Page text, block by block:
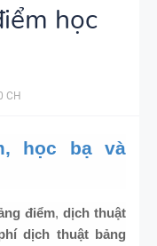
học
CH
học bạ và
điểm, dịch thuật
dịch thuật bảng